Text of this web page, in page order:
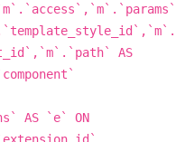
AS
AS `e` ON